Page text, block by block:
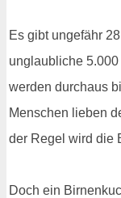
Es gibt ungefähr
unglaubliche
werden durchaus
Menschen lieben
der Regel wird die
Doch ein